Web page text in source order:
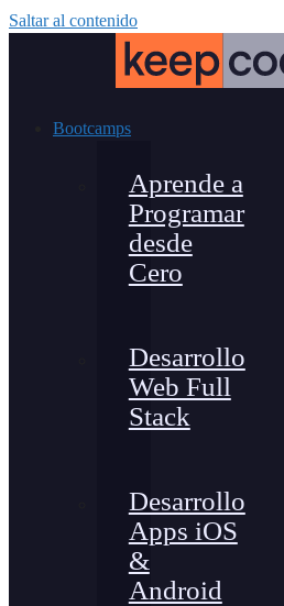
Saltar al contenido
Bootcamps
Aprende a
Programar
desde
Cero
Desarrollo
Web Full
Stack
Desarrollo
Apps iOS
&
Android